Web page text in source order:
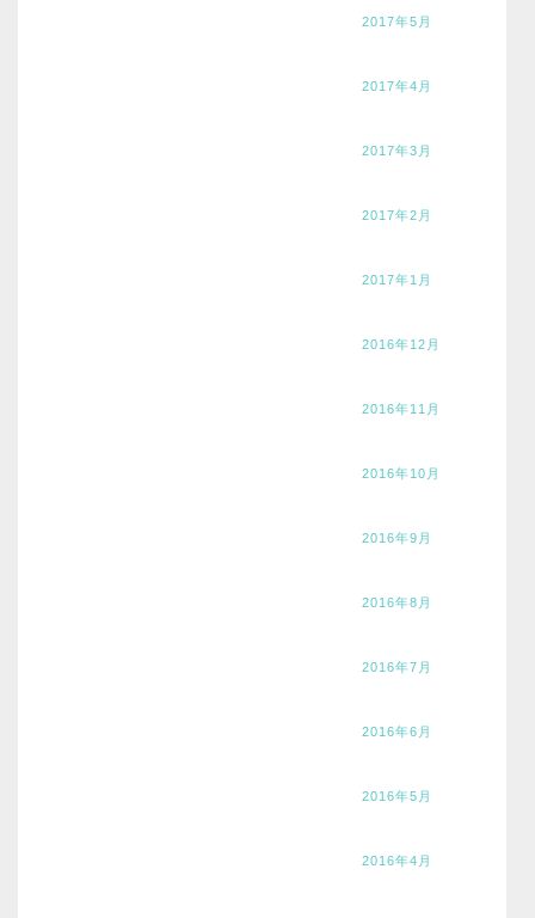
2017年5月
2017年4月
2017年3月
2017年2月
2017年1月
2016年12月
2016年11月
2016年10月
2016年9月
2016年8月
2016年7月
2016年6月
2016年5月
2016年4月